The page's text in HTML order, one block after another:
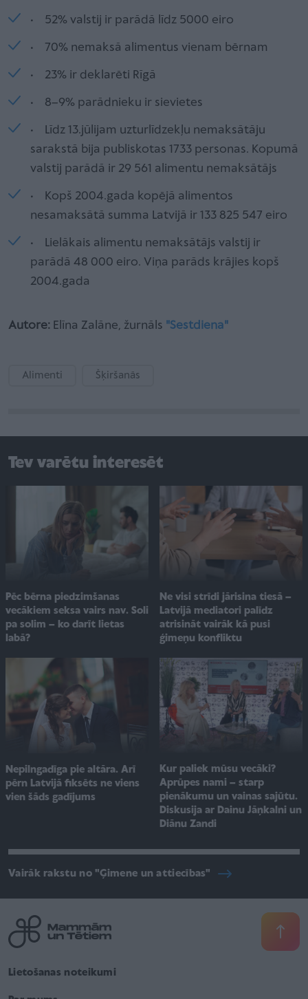
• 52% valstij ir parādā līdz 5000 eiro
• 70% nemaksā alimentus vienam bērnam
• 23% ir deklarēti Rīgā
• 8–9% parādnieku ir sievietes
• Līdz 13.jūlijam uzturlīdzekļu nemaksātāju
sarakstā bija publiskotas 1733 personas. Kopumā
valstij parādā ir 29 561 alimentu nemaksātājs
• Kopš 2004.gada kopējā alimentos
nesamaksātā summa Latvijā ir 133 825 547 eiro
• Lielākais alimentu nemaksātājs valstij ir
parādā 48 000 eiro. Viņa parāds krājies kopš
2004.gada
Autore: Elīna Zalāne, žurnāls "Sestdiena"
Alimenti Šķiršanās
Tev varētu interesēt
Pēc bērna piedzimšanas
vecākiem seksa vairs nav. Soli
pa solim – ko darīt lietas
labā?
Ne visi strīdi jārisina tiesā –
Latvijā mediatori palīdz
atrisināt vairāk kā pusi
ģimeņu konfliktu
Nepilngadīga pie altāra. Arī
pērn Latvijā fiksēts ne viens
vien šāds gadījums
Kur paliek mūsu vecāki?
Aprūpes nami – starp
pienākumu un vainas sajūtu.
Diskusija ar Dainu Jāņkalni un
Diānu Zandi
Vairāk rakstu no "Ģimene un attiecības"
Lietošanas noteikumi